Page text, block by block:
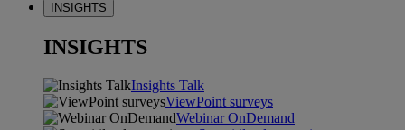
INSIGHTS
INSIGHTS
Insights Talk
ViewPoint surveys
Webinar OnDemand